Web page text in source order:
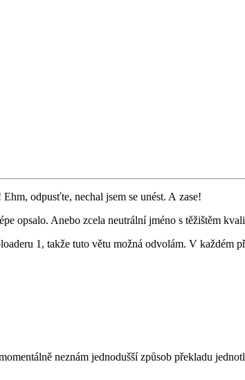
odpusťte, nechal jsem se unést. A zase!
opsalo. Anebo zcela neutrální jméno s těžištěm
1, takže tuto větu možná odvolám. V každém
neznám jednodušší způsob překladu